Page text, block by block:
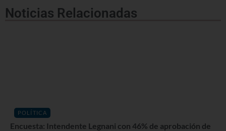
Noticias Relacionadas
POLÍTICA
Encuesta: Intendente Legnani con 46% de aprobación de